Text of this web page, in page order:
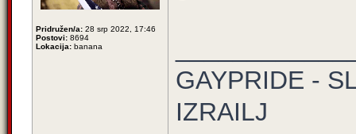
Pridružen/a: 28 srp 2022, 17:46
Postovi: 8694
Lokacija: banana
GAYPRIDE -
IZRAILJ